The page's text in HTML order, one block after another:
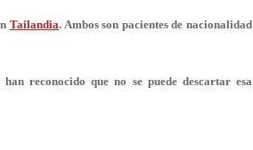
Tailandia. Ambos son pacientes de nacionalidad
reconocido que no se puede descartar esa